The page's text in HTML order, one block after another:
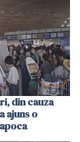
din cauza
ajuns o